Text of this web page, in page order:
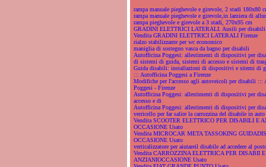
rampa manuale pieghevole e girevole, 2 stadi 180x80
rampa manuale pieghevole e girevole,in lamiera di
rampa pieghevole e girevole a 3 stadi, 270x95 cm
GRADINI ELETTRICI LATERALI. Ausili per disabili
Vendita GRADINI ELETTRICI LATERALI Firenze
rialzo stabilizzante per wc economico
maniglia di sostegno vasca da bagno per disabili
Autofficina Poggesi: allestimenti di dispositivi per
di sistemi di guida, sistemi di accesso e sistemi di
Guida disabili: installazioni di dispositivi e sitemi di
::: Autofficina Poggesi a Firenze
Modifiche per l'accesso agli autoveicoli per disabili :::
Poggesi - Firenze
Autofficina Poggesi: allestimenti di dispositivi per
accesso e di
Autofficina Poggesi: allestimenti di dispositivi per
verricello per far salire la carrozzina del disabile in auto
Vendita SCOOTER ELETTRICO PER DISABILI E
OCCASIONE Usato
Vendita MICROCAR META TASSOKING
OCCASIONE Usato
verticalizzatore per aiutareil disabile ad accedere al
Vendita CARROZZINA ELETTRICA PER DISABII E
ANZIANIOCCASIONE Usato